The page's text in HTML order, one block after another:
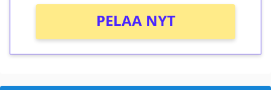
PELAA NYT